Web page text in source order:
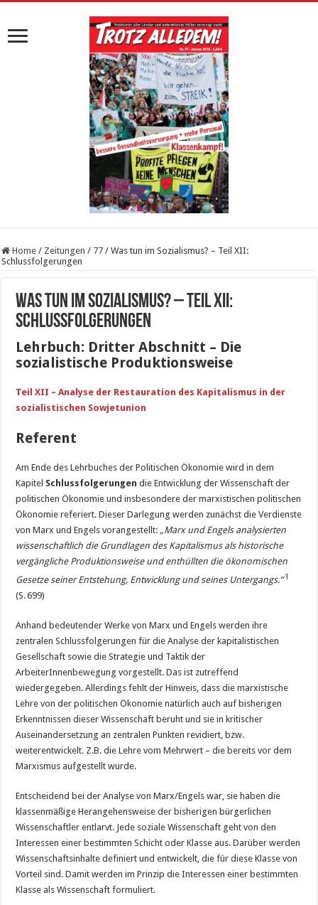
Home / Zeitungen / 77 / Was tun im Sozialismus? – Teil XII:
Schlussfolgerungen
Was tun im Sozialismus? – Teil XII:
Schlussfolgerungen
Lehrbuch: Dritter Abschnitt – Die
sozialistische Produktionsweise
Teil XII – Analyse der Restauration des Kapitalismus in der
sozialistischen Sowjetunion
Referent
Am Ende des Lehrbuches der Politischen Ökonomie wird in dem
Kapitel Schlussfolgerungen die Entwicklung der Wissenschaft der
politischen Ökonomie und insbesondere der marxistischen politischen
Ökonomie referiert. Dieser Darlegung werden zunächst die Verdienste
von Marx und Engels vorangestellt: „Marx und Engels analysierten
wissenschaftlich die Grundlagen des Kapitalismus als historische
vergängliche Produktionsweise und enthüllten die ökonomischen
Gesetze seiner Entstehung, Entwicklung und seines Untergangs.“ 1
(S. 699)
Anhand bedeutender Werke von Marx und Engels werden ihre
zentralen Schlussfolgerungen für die Analyse der kapitalistischen
Gesellschaft sowie die Strategie und Taktik der
ArbeiterInnenbewegung vorgestellt. Das ist zutreffend
wiedergegeben. Allerdings fehlt der Hinweis, dass die marxistische
Lehre von der politischen Ökonomie natürlich auch auf bisherigen
Erkenntnissen dieser Wissenschaft beruht und sie in kritischer
Auseinandersetzung an zentralen Punkten revidiert, bzw.
weiterentwickelt. Z.B. die Lehre vom Mehrwert – die bereits vor dem
Marxismus aufgestellt wurde.
Entscheidend bei der Analyse von Marx/Engels war, sie haben die
klassenmäßige Herangehensweise der bisherigen bürgerlichen
Wissenschaftler entlarvt. Jede soziale Wissenschaft geht von den
Interessen einer bestimmten Schicht oder Klasse aus. Darüber werden
Wissenschaftsinhalte definiert und entwickelt, die für diese Klasse von
Vorteil sind. Damit werden im Prinzip die Interessen einer bestimmten
Klasse als Wissenschaft formuliert.